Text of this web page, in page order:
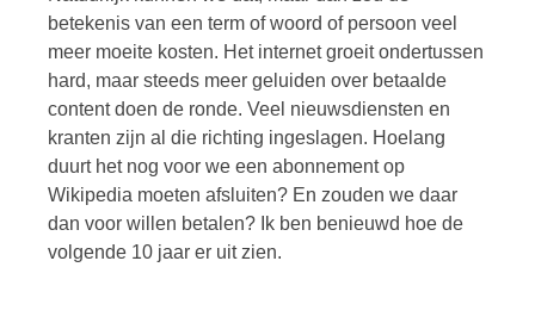
betekenis van een term of woord of persoon veel
meer moeite kosten. Het internet groeit ondertussen
hard, maar steeds meer geluiden over betaalde
content doen de ronde. Veel nieuwsdiensten en
kranten zijn al die richting ingeslagen. Hoelang
duurt het nog voor we een abonnement op
Wikipedia moeten afsluiten? En zouden we daar
dan voor willen betalen? Ik ben benieuwd hoe de
volgende 10 jaar er uit zien.